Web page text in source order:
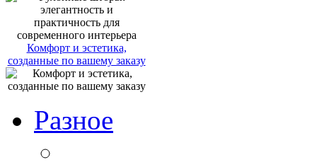
Комфорт и эстетика,
созданные по вашему заказу
Разное